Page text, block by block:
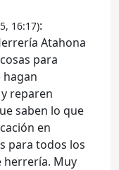
16:17):
Atahona
para
hagan
reparen
saben lo que
en
para todos los
herrería. Muy